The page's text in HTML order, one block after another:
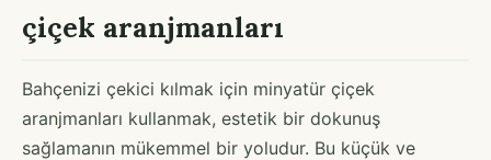
çiçek aranjmanları
Bahçenizi çekici kılmak için minyatür çiçek
aranjmanları kullanmak, estetik bir dokunuş
sağlamanın mükemmel bir yoludur. Bu küçük ve